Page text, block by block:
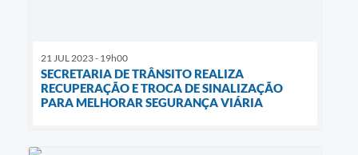
21 JUL 2023 - 19h00
SECRETARIA DE TRÂNSITO REALIZA
RECUPERAÇÃO E TROCA DE SINALIZAÇÃO
PARA MELHORAR SEGURANÇA VIÁRIA